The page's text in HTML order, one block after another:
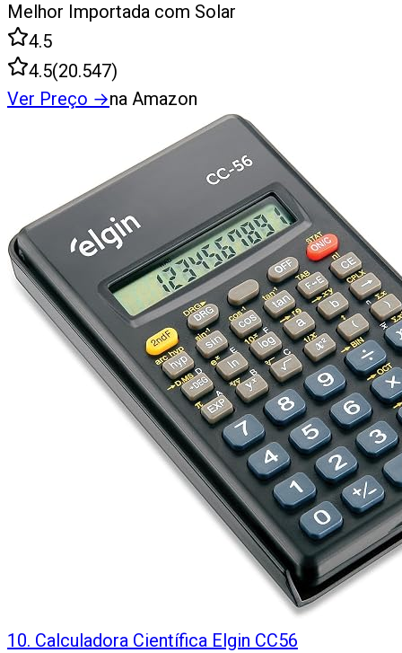
Melhor Importada com Solar
4.5
4.5(20.547)
Ver Preço →na Amazon
10. Calculadora Científica Elgin CC56